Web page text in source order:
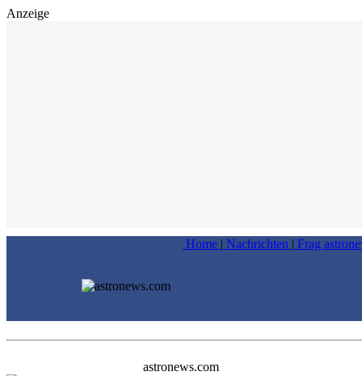
Anzeige
Home | Nachrichten | Frag
astronews.com